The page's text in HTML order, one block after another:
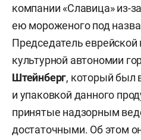
компании «Славица» из-
ею мороженого под
Председатель еврейской
культурной автономии
Штейнберг, который был
и упаковкой данного
принятые надзорным
достаточными. Об этом